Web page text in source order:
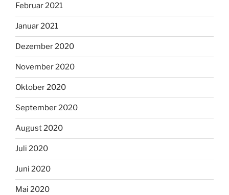
Februar 2021
Januar 2021
Dezember 2020
November 2020
Oktober 2020
September 2020
August 2020
Juli 2020
Juni 2020
Mai 2020